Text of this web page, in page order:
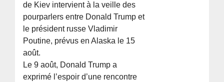
de Kiev intervient à la veille des
pourparlers entre Donald Trump et
le président russe Vladimir
Poutine, prévus en Alaska le 15
août.
Le 9 août, Donald Trump a
exprimé l’espoir d’une rencontre